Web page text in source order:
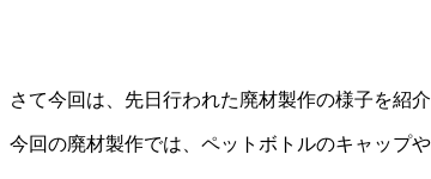
さて今回は、先日行われた廃材製作の様子を紹
今回の廃材製作では、ペットボトルのキャップ